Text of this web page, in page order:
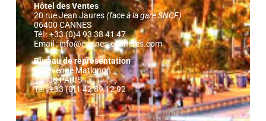
Hôtel des Ventes
20 rue Jean Jaures(face à la gare SNCF)
06400 CANNES
Tél : +33 (0)4 93 38 41 47
Email :info@cannes-encheres.com
Bureau de représentation
14, avenue Matignon
75008 PARIS
Tél : +33 (0)1 42 89 12 92